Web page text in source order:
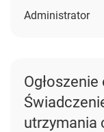
Administrator
utrzymania